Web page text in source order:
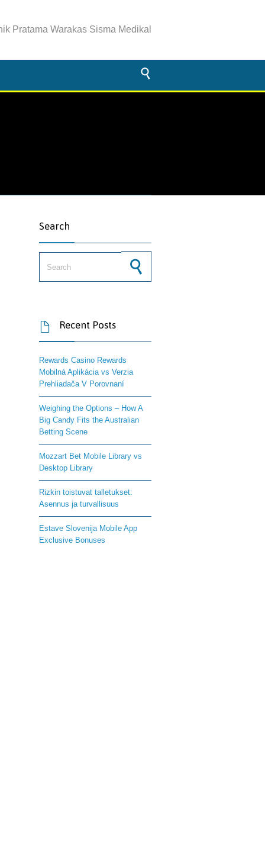
Pratama Warakas Sisma Medikal

Search
 Recent Posts
Rewards Casino Rewards
Mobilná Aplikácia vs Verzia
Prehliadača V Porovnaní
Weighing the Options – How A
Big Candy Fits the Australian
Betting Scene
Mozzart Bet Mobile Library vs
Desktop Library
Rizkin toistuvat talletukset:
Asennus ja turvallisuus
Estave Slovenija Mobile App
Exclusive Bonuses